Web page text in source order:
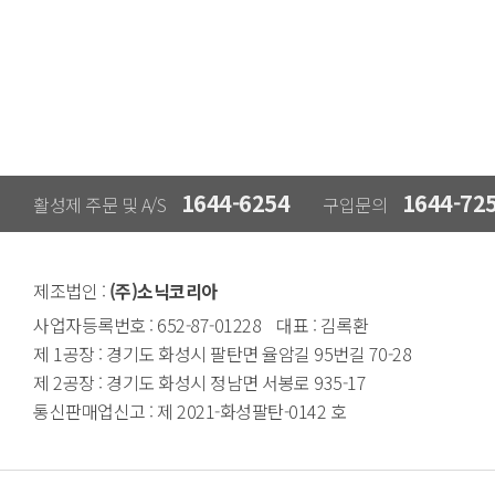
활성제 주문 및 A/S 1644-6254 구입문의 1644-
제조법인 : (주)소닉코리아
사업자등록번호 : 652-87-01228 대표 : 김록환
제 1공장 : 경기도 화성시 팔탄면율암길 95번길 70-28
제 2공장 : 경기도 화성시 정남면 서봉로 935-17
통신판매업신고 : 제 2021-화성팔탄-0142 호